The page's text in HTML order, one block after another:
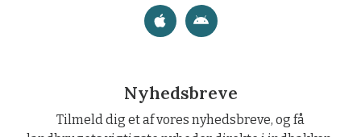
Nyhedsbreve
Tilmeld dig et af vores nyhedsbreve, og få